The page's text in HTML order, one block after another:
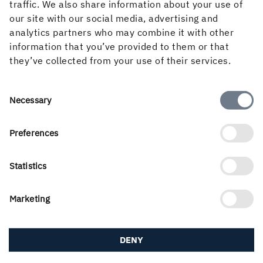
traffic. We also share information about your use of
our site with our social media, advertising and
analytics partners who may combine it with other
information that you’ve provided to them or that
they’ve collected from your use of their services.
Consent
Necessary
Preferences
Statistics
Marketing
DENY
Städbark
Städbark är en biprodukt som uppstår på platser
där framför allt timmer och massaved lagras.
Barken som släpper från veden, samlas ihop i
och är ett bra biobränsle. Den kan i vissa fall
blandas med torrare bränslen för ökad torrhalt.
Normalt ligger städbarken på 40–50% i torrhalt.
Energiinnehållet är cirka 1,7 MWh/ton.
mestadels som bränsle i värmeverk. Det används
trädgård.